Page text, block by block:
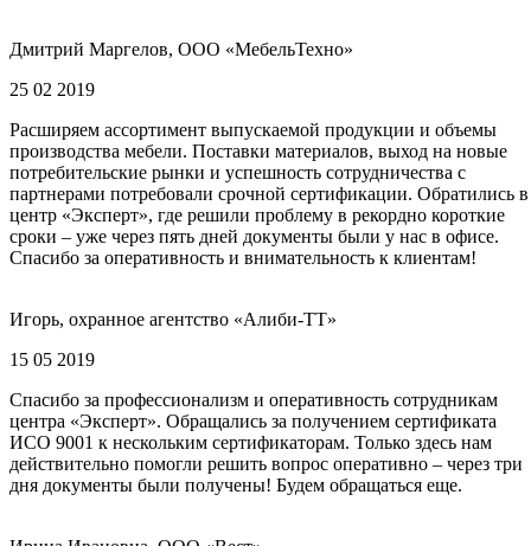
Дмитрий Маргелов, ООО «МебельТехно»
25 02 2019
Расширяем ассортимент выпускаемой продукции и объемы
производства мебели. Поставки материалов, выход на новые
потребительские рынки и успешность сотрудничества с
партнерами потребовали срочной сертификации. Обратились в
центр «Эксперт», где решили проблему в рекордно короткие
сроки – уже через пять дней документы были у нас в офисе.
Спасибо за оперативность и внимательность к клиентам!
Игорь, охранное агентство «Алиби-ТТ»
15 05 2019
Спасибо за профессионализм и оперативность сотрудникам
центра «Эксперт». Обращались за получением сертификата
ИСО 9001 к нескольким сертификаторам. Только здесь нам
действительно помогли решить вопрос оперативно – через три
дня документы были получены! Будем обращаться еще.